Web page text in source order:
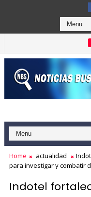
en los Effie Awards
Home actualidad
para investigar y combatir
Indotel